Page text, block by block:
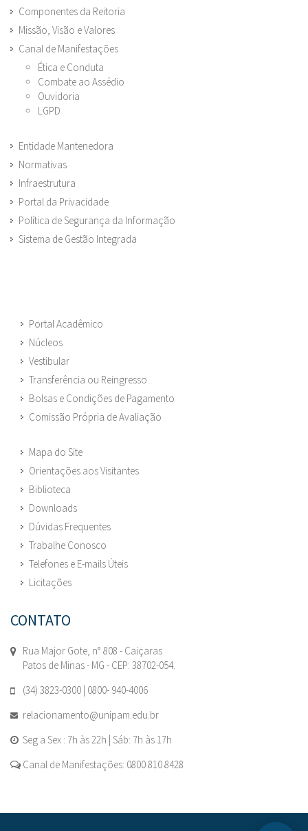
Componentes da Reitoria
Missão, Visão e Valores
Canal de Manifestações
Ética e Conduta
Combate ao Assédio
Ouvidoria
LGPD
Entidade Mantenedora
Normativas
Infraestrutura
Portal da Privacidade
Política de Segurança da Informação
Sistema de Gestão Integrada
Portal Acadêmico
Núcleos
Vestibular
Transferência ou Reingresso
Bolsas e Condições de Pagamento
Comissão Própria de Avaliação
Mapa do Site
Orientações aos Visitantes
Biblioteca
Downloads
Dúvidas Frequentes
Trabalhe Conosco
Telefones e E-mails Úteis
Licitações
CONTATO
Rua Major Gote, n° 808 - Caiçaras
Patos de Minas - MG - CEP: 38702-054.
(34) 3823-0300 | 0800- 940-4006
relacionamento@unipam.edu.br
Seg a Sex : 7h às 22h | Sáb: 7h às 17h
Canal de Manifestações: 0800 810 8428